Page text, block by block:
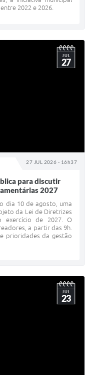
2022 e 2026.
27 JUL 2026 - 16h37
JUL
27
para discutir
2027
dia 10 de agosto, uma
da Lei de Diretrizes
exercício de 2027. O
a partir das 9h.
prioridades da gestão
JUL
23